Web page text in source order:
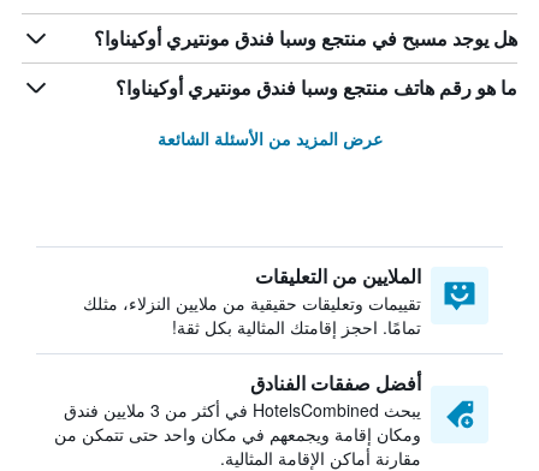
هل يوجد مسبح في منتجع وسبا فندق مونتيري أوكيناوا؟
ما هو رقم هاتف منتجع وسبا فندق مونتيري أوكيناوا؟
عرض المزيد من الأسئلة الشائعة
الملايين من التعليقات
تقييمات وتعليقات حقيقية من ملايين النزلاء، مثلك
تمامًا. احجز إقامتك المثالية بكل ثقة!
أفضل صفقات الفنادق
يبحث HotelsCombined في أكثر من 3 ملايين فندق
ومكان إقامة ويجمعهم في مكان واحد حتى تتمكن من
مقارنة أماكن الإقامة المثالية.